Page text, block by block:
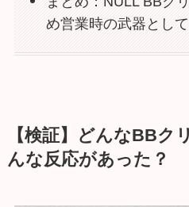
め営業時の武器として
【検証】どんなBBク
んな反応があった？